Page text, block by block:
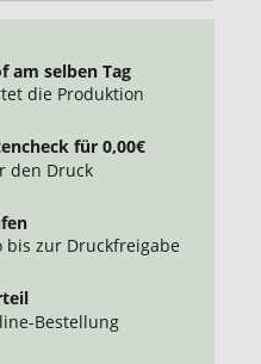
am selben Tag
die Produktion
für 0,00€
den Druck
bis zur Druckfreigabe
Bestellung